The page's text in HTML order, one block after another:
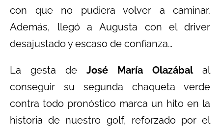
con que no pudiera volver a caminar.
Además, llegó a Augusta con el driver
desajustado y escaso de confianza…
La gesta de José María Olazábalal
conseguir su segunda chaqueta verde
contra todo pronóstico marca un hito en la
historia de nuestro golf, reforzado por el